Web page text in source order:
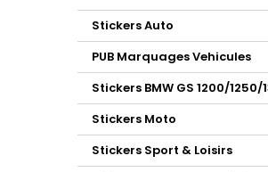
Stickers Auto
PUB Marquages Vehicules
Stickers BMW GS 1200/1250/
Stickers Moto
Stickers Sport & Loisirs